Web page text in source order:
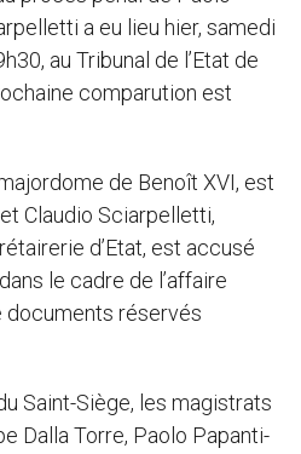
a eu lieu hier, samedi
au Tribunal de l’Etat de
comparution est
de Benoît XVI, est
Claudio Sciarpelletti,
d’Etat, est accusé
le cadre de l’affaire
documents réservés
Saint-Siège, les magistrats
Dalla Torre, Paolo Papanti-